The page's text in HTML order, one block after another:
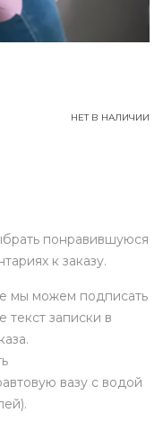
НЕТ В НАЛИЧИИ
понравившуюся
к заказу.
мы можем подписать
текст записки в
вазу с водой